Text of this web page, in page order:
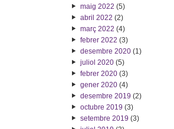
maig 2022 (5)
abril 2022 (2)
març 2022 (4)
febrer 2022 (3)
desembre 2020(1)
juliol 2020(5)
febrer 2020(3)
gener 2020(4)
desembre 2019 (2)
octubre 2019 (3)
setembre 2019 (3)